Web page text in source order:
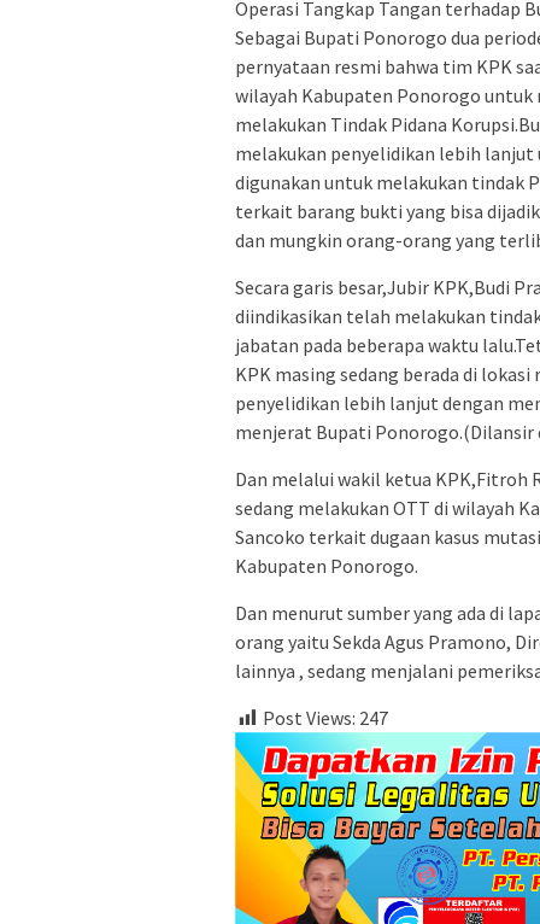
Operasi Tangkap Tangan terhadap
Sebagai Bupati Ponorogo dua
pernyataan resmi bahwa tim KPK
wilayah Kabupaten Ponorogo
melakukan Tindak Pidana
melakukan penyelidikan lebih
digunakan untuk melakukan tindak
terkait barang bukti yang bisa
dan mungkin orang-orang yang
Secara garis besar,Jubir KPK,Budi
diindikasikan telah melakukan
jabatan pada beberapa waktu
KPK masing sedang berada di
penyelidikan lebih lanjut dengan
menjerat Bupati Ponorogo.(Dilansir
Dan melalui wakil ketua KPK,Fitroh
sedang melakukan OTT di wilayah
Sancoko terkait dugaan kasus
Kabupaten Ponorogo.
Dan menurut sumber yang ada di
orang yaitu Sekda Agus Pramono,
lainnya , sedang menjalani
Post Views: 247